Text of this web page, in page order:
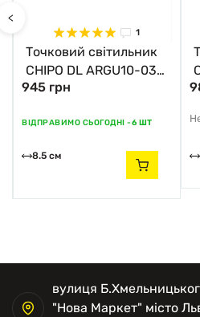
<
1
Точковий світильник
CHIPO DL ARGU10-032
Zuma Line
945 грн
ВІДПРАВИМО СЬОГОДНІ -6 ШТ
8.5 см
вулиця
"Нова Маркет" місто